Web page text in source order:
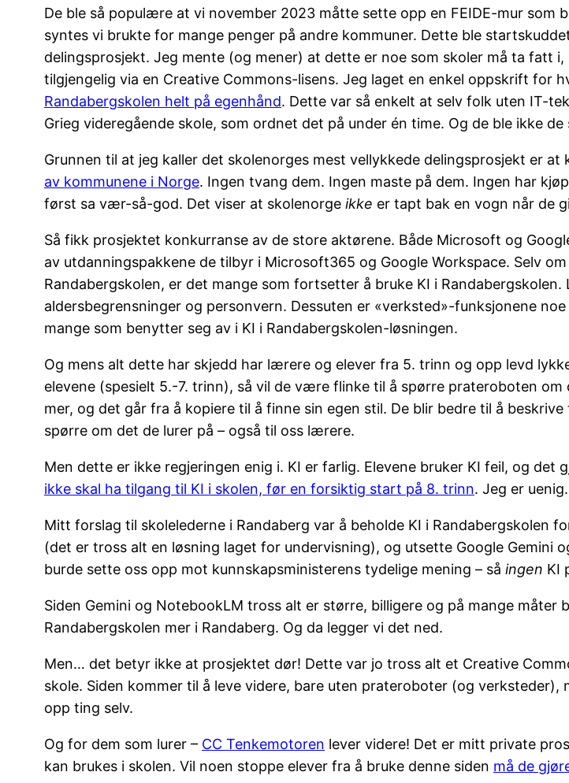
De ble så populære at vi november 2023 måtte sette opp en FEIDE-mur som
syntes vi brukte for mange penger på andre kommuner. Dette ble
delingsprosjekt. Jeg mente (og mener) at dette er noe som skoler må ta fatt
tilgjengelig via en Creative Commons-lisens. Jeg laget en enkel oppskrift for
Randabergskolen helt på egenhånd. Dette var så enkelt at selv folk uten IT-
Grieg videregående skole, som ordnet det på under én time. Og de ble ikke de
Grunnen til at jeg kaller det skolenorges mest vellykkede delingsprosjekt er
av kommunene i Norge. Ingen tvang dem. Ingen maste på dem. Ingen har
først sa vær-så-god. Det viser at skolenorge ikke er tapt bak en vogn når de
Så fikk prosjektet konkurranse av de store aktørene. Både Microsoft og
av utdanningspakkene de tilbyr i Microsoft365 og Google Workspace. Selv
Randabergskolen, er det mange som fortsetter å bruke KI i
aldersbegrensninger og personvern. Dessuten er «verksted»-funksjonene
mange som benytter seg av i KI i Randabergskolen-løsningen.
Og mens alt dette har skjedd har lærere og elever fra 5. trinn og opp levd
elevene (spesielt 5.-7. trinn), så vil de være flinke til å spørre prateroboten om
mer, og det går fra å kopiere til å finne sin egen stil. De blir bedre til å
spørre om det de lurer på – også til oss lærere.
Men dette er ikke regjeringen enig i. KI er farlig. Elevene bruker KI feil, og
ikke skal ha tilgang til KI i skolen, før en forsiktig start på 8. trinn. Jeg er uenig.
Mitt forslag til skolelederne i Randaberg var å beholde KI i
(det er tross alt en løsning laget for undervisning), og utsette Google Gemini
burde sette oss opp mot kunnskapsministerens tydelige mening – så ingen KI
Siden Gemini og NotebookLM tross alt er større, billigere og på mange
Randabergskolen mer i Randaberg. Og da legger vi det ned.
Men… det betyr ikke at prosjektet dør! Dette var jo tross alt et Creative
skole. Siden kommer til å leve videre, bare uten prateroboter (og
opp ting selv.
Og for dem som lurer – CC Tenkemotoren lever videre! Det er mitt private
kan brukes i skolen. Vil noen stoppe elever fra å bruke denne siden må de